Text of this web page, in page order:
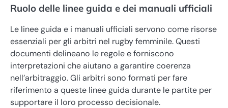
Ruolo delle linee guida e dei manuali ufficiali
Le linee guida e i manuali ufficiali servono come risorse
essenziali per gli arbitri nel rugby femminile. Questi
documenti delineano le regole e forniscono
interpretazioni che aiutano a garantire coerenza
nell’arbitraggio. Gli arbitri sono formati per fare
riferimento a queste linee guida durante le partite per
supportare il loro processo decisionale.